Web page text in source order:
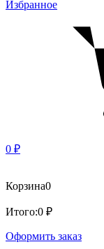
Избранное
0 ₽
Корзина0
Итого:0 ₽
Оформить заказ